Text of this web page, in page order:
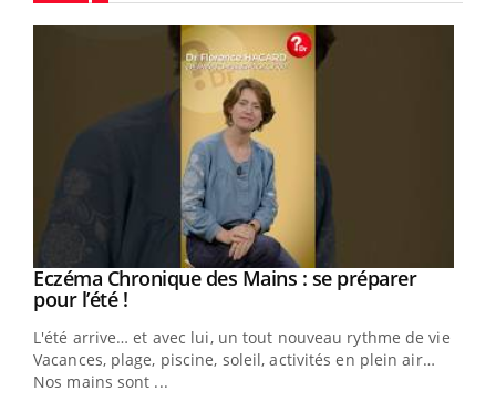
Youtube
Eczéma Chronique des Mains : se préparer
pour l’été !Youtube
L'été arrive… et avec lui, un tout nouveau rythme de vie !
Vacances, plage, piscine, soleil, activités en plein air…
Nos mains sont ...